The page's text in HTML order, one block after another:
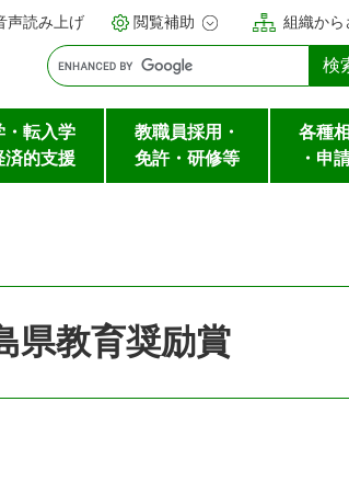
声読み上げ 閲覧補助 組織から
・転入学
済的支援
教職員採用・
免許・研修等
各種
・申
県教育奨励賞